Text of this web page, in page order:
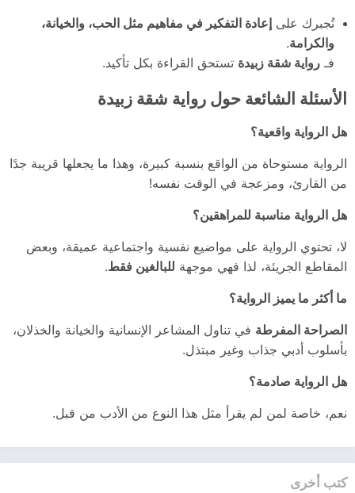
تُجبرك على إعادة التفكير في مفاهيم مثل الحب، والخيانة،
والكرامة.
فـ رواية شقة زبيدة تستحق القراءة بكل تأكيد.
الأسئلة الشائعة حول رواية شقة زبيدة
هل الرواية واقعية؟
الرواية مستوحاة من الواقع بنسبة كبيرة، وهذا ما يجعلها قريبة جدًا
من القارئ، ومزعجة في الوقت نفسه!
هل الرواية مناسبة للمراهقين؟
لا، تحتوي الرواية على مواضيع نفسية واجتماعية عميقة، وبعض
المقاطع الجريئة، لذا فهي موجهة للبالغين فقط.
ما أكثر ما يميز الرواية؟
الصراحة المفرطة في تناول المشاعر الإنسانية والخيانة والخذلان،
بأسلوب أدبي جذاب وغير مبتذل.
هل الرواية صادمة؟
نعم، خاصة لمن لم يقرأ مثل هذا النوع من الأدب من قبل.
كتب أخرى